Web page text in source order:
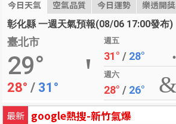
今日天氣 空氣品質 今日運勢 樂透開獎
彰化縣 一週天氣預報(08/06 17:00發布)
臺北市
29°
28° / 31°
週五
31° / 28°
週六
28° / 26°
最新 google熱搜-新竹氣爆